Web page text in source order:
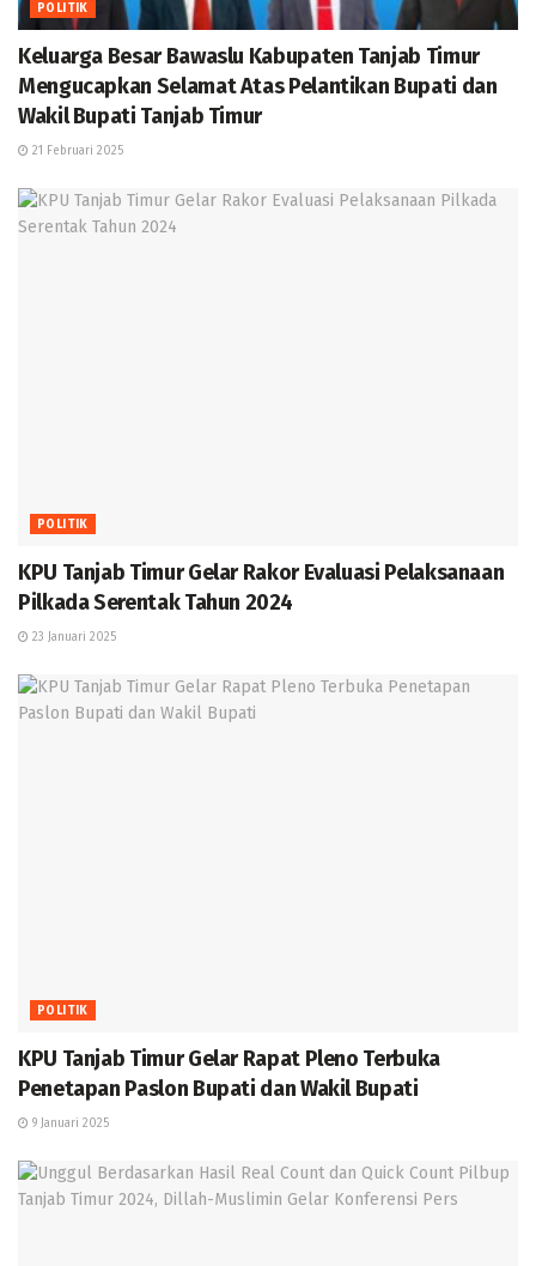
POLITIK
Keluarga Besar Bawaslu Kabupaten Tanjab Timur
Mengucapkan Selamat Atas Pelantikan Bupati dan
Wakil Bupati Tanjab Timur
21 Februari 2025
POLITIK
KPU Tanjab Timur Gelar Rakor Evaluasi Pelaksanaan
Pilkada Serentak Tahun 2024
23 Januari 2025
POLITIK
KPU Tanjab Timur Gelar Rapat Pleno Terbuka
Penetapan Paslon Bupati dan Wakil Bupati
9 Januari 2025